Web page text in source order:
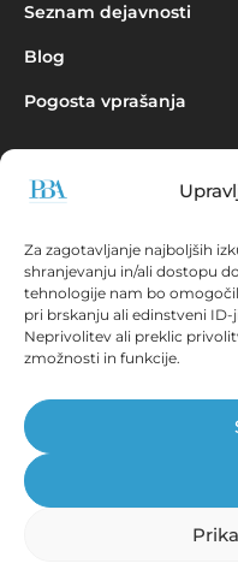
Za zagotavljanje najboljših
shranjevanju in/ali dostopu
tehnologije nam bo
pri brskanju ali edinstveni
Neprivolitev ali preklic
zmožnosti in funkcije.
Seznam dejavnosti
Blog
Pogosta vprašanja
© Prva
Vse pravice
Tehnične zahteve|